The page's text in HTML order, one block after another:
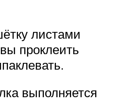
листами
проклеить
выполняется